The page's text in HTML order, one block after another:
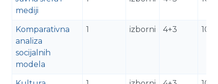
mediji
Komparativna
analiza
socijalnih
modela
1 izborni 4+3 10